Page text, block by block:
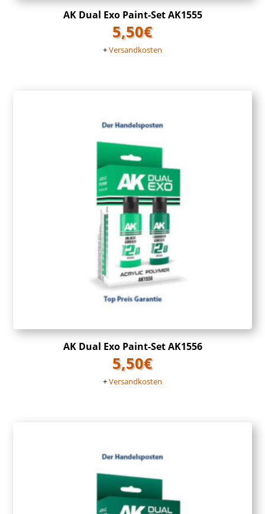
AK Dual Exo Paint-Set AK1555
5,50€
+Versandkosten
AK Dual Exo Paint-Set AK1556
5,50€
+Versandkosten